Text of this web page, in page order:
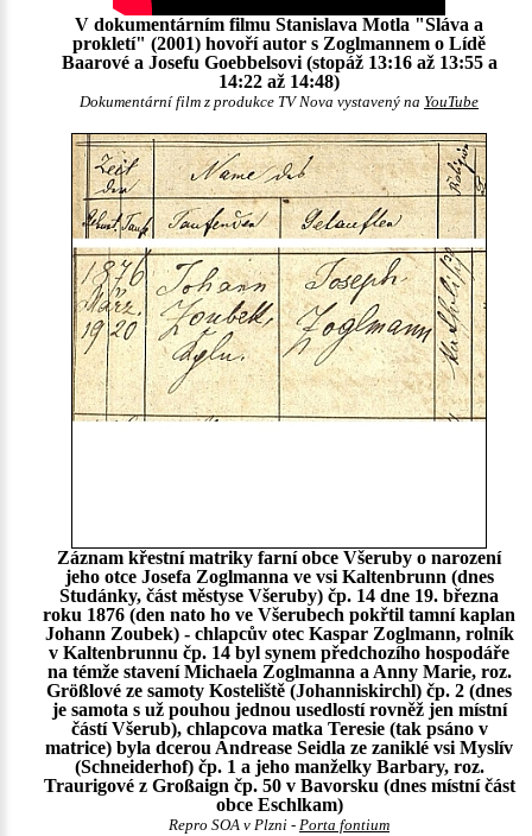
V dokumentárním filmu Stanislava Motla "Sláva a
prokletí" (2001) hovoří autor s Zoglmannem o Lídě
Baarové a Josefu Goebbelsovi (stopáž 13:16 až 13:55 a
14:22 až 14:48)
Dokumentární film z produkce TV Nova vystavený na YouTube
Záznam křestní matriky farní obce Všeruby o narození
jeho otce Josefa Zoglmanna ve vsi Kaltenbrunn (dnes
Studánky, část městyse Všeruby) čp. 14 dne 19. března
roku 1876 (den nato ho ve Všerubech pokřtil tamní kaplan
Johann Zoubek) - chlapcův otec Kaspar Zoglmann, rolník
v Kaltenbrunnu čp. 14 byl synem předchozího hospodáře
na témže stavení Michaela Zoglmanna a Anny Marie, roz.
Größlové ze samoty Kosteliště (Johanniskirchl) čp. 2 (dnes
je samota s už pouhou jednou usedlostí rovněž jen místní
částí Všerub), chlapcova matka Teresie (tak psáno v
matrice) byla dcerou Andrease Seidla ze zaniklé vsi Myslív
(Schneiderhof) čp. 1 a jeho manželky Barbary, roz.
Traurigové z Großaign čp. 50 v Bavorsku (dnes místní část
obce Eschlkam)
Repro SOA v Plzni - Porta fontium